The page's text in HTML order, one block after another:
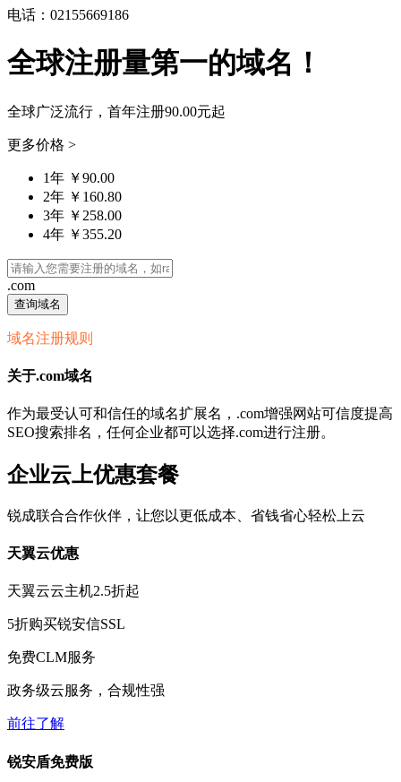
电话：02155669186
全球注册量第一的域名！
全球广泛流行，首年注册90.00元起
更多价格 >
1年 ￥90.00
2年 ￥160.80
3年 ￥258.00
4年 ￥355.20
.com
查询域名
域名注册规则
关于.com域名
作为最受认可和信任的域名扩展名，.com增强网站可信度提高
SEO搜索排名，任何企业都可以选择.com进行注册。
企业云上优惠套餐
锐成联合合作伙伴，让您以更低成本、省钱省心轻松上云
天翼云优惠
天翼云云主机2.5折起
5折购买锐安信SSL
免费CLM服务
政务级云服务，合规性强
前往了解
锐安盾免费版